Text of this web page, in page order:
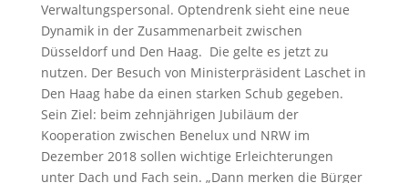
Verwaltungspersonal. Optendrenk sieht eine neue
Dynamik in der Zusammenarbeit zwischen
Düsseldorf und Den Haag. Die gelte es jetzt zu
nutzen. Der Besuch von Ministerpräsident Laschet in
Den Haag habe da einen starken Schub gegeben.
Sein Ziel: beim zehnjährigen Jubiläum der
Kooperation zwischen Benelux und NRW im
Dezember 2018 sollen wichtige Erleichterungen
unter Dach und Fach sein. „Dann merken die Bürger